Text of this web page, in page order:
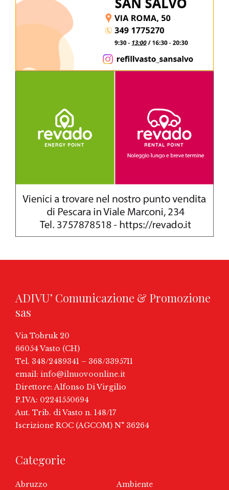
ADIVU’ Comunicazione & Promozione
sas
Via Tobruk 20
66054 Vasto (CH)
Tel. 348/2489341 – 368/3395711
email: info@ilnuovoonline.it
Direttore: Alfonso Di Virgilio
P.IVA: 02241550694
Aut. Trib. di Vasto n. 148/17
Iscrizione ROC (AGCOM) N° 36264
Categorie
Abruzzo
Ambiente